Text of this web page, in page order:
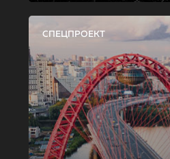
СПЕЦПРОЕКТ